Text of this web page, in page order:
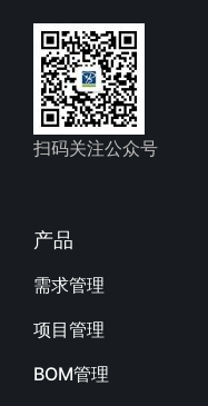
扫码关注公众号
产品
需求管理
项目管理
BOM管理